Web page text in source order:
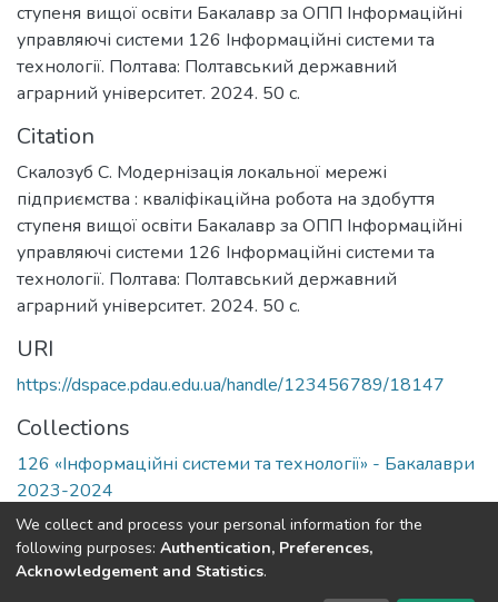
ступеня вищої освіти Бакалавр за ОПП Інформаційні
управляючі системи 126 Інформаційні системи та
технології. Полтава: Полтавський державний
аграрний університет. 2024. 50 с.
Citation
Скалозуб С. Модернізація локальної мережі
підприємства : кваліфікаційна робота на здобуття
ступеня вищої освіти Бакалавр за ОПП Інформаційні
управляючі системи 126 Інформаційні системи та
технології. Полтава: Полтавський державний
аграрний університет. 2024. 50 с.
URI
https://dspace.pdau.edu.ua/handle/123456789/18147
Collections
126 «Інформаційні системи та технології» - Бакалаври
2023-2024
Full item page
We collect and process your personal information for the
following purposes: Authentication, Preferences,
Acknowledgement and Statistics.